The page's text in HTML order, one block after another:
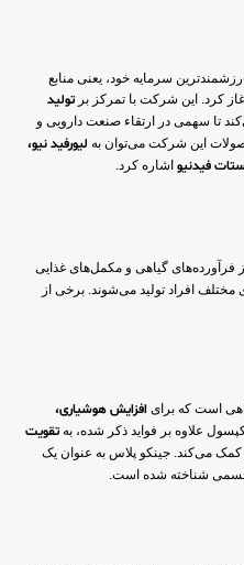
در سال ۱۳۷۹ با تکیه بر ارزشمندترین سرمایه خود، یعنی منابع
کرد. این شرکت با تمرکز بر تولید
تا سهمی در ارتقاء صنعت دارویی و
این شرکت می‌توان به لیورفید نیو،
فیدنیو اشاره کرد.
گیاهی و مکمل‌های غذایی
افراد تولید می‌شوند. برخی از
است که برای افزایش هوشیاری،
علاوه بر فواید ذکر شده، به تقویت
کمک می‌کند. جینکو پلاس به عنوان یک
جسمی شناخته شده است.